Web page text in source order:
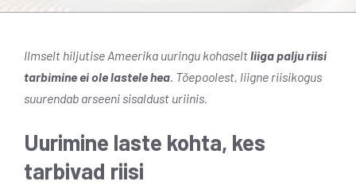
Ilmselt hiljutise Ameerika uuringu kohaseltliiga palju riisi
tarbimine ei ole lastele hea . Tõepoolest, liigne riisikogus
suurendab arseeni sisaldust uriinis.
Uurimine laste kohta, kes
tarbivad riisi